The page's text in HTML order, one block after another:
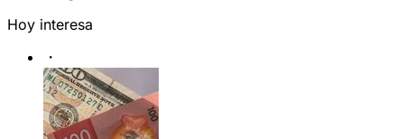
Hoy interesa